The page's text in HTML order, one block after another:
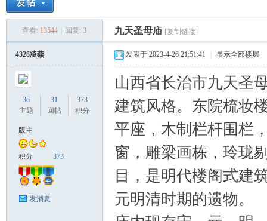
› › › ›
查看: 13544 回复: 3 九天圣母庙 [复制链接]
4328凌燕
36
主题
31
回帖
373
积分
版主
积分 373
发消息
发表于 2023-4-26 21:51:41 显示全部楼层
山西省长治市九天圣
建筑风格。东院梳妆
平座，木制栏杆围栏
窗，雕梁画栋，玲珑
目，是明代楼阁式建
元明清时期的遗物。